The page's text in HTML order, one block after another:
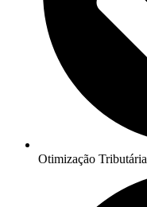
Otimização Tributária